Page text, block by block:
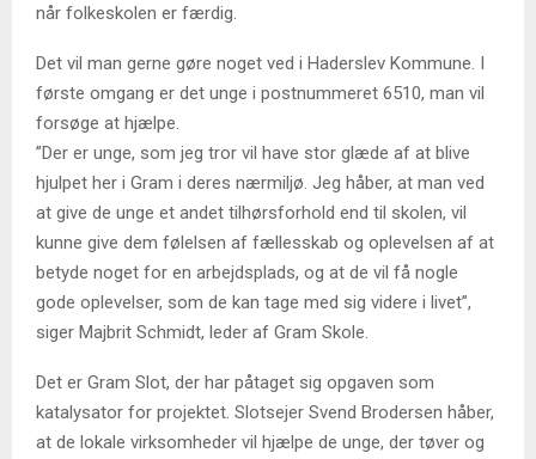
når folkeskolen er færdig.
Det vil man gerne gøre noget ved i Haderslev Kommune. I
første omgang er det unge i postnummeret 6510, man vil
forsøge at hjælpe.
”Der er unge, som jeg tror vil have stor glæde af at blive
hjulpet her i Gram i deres nærmiljø. Jeg håber, at man ved
at give de unge et andet tilhørsforhold end til skolen, vil
kunne give dem følelsen af fællesskab og oplevelsen af at
betyde noget for en arbejdsplads, og at de vil få nogle
gode oplevelser, som de kan tage med sig videre i livet”,
siger Majbrit Schmidt, leder af Gram Skole.
Det er Gram Slot, der har påtaget sig opgaven som
katalysator for projektet. Slotsejer Svend Brodersen håber,
at de lokale virksomheder vil hjælpe de unge, der tøver og